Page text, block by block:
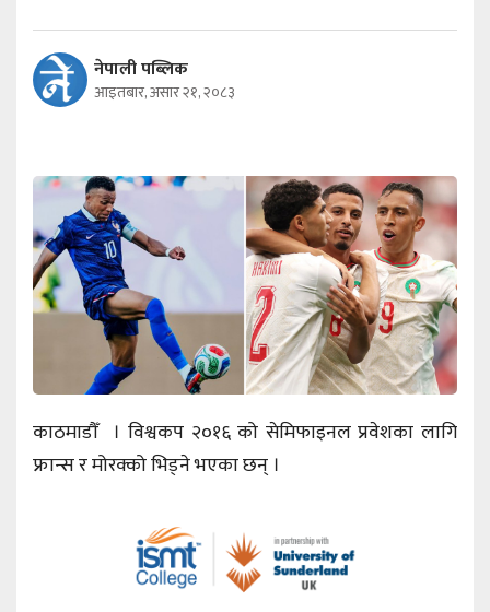
नेपाली पब्लिक
आइतबार, असार २१, २०८३
काठमाडौँ । विश्वकप २०१६ को सेमिफाइनल प्रवेशका लागि
फ्रान्स र मोरक्को भिड्ने भएका छन् ।